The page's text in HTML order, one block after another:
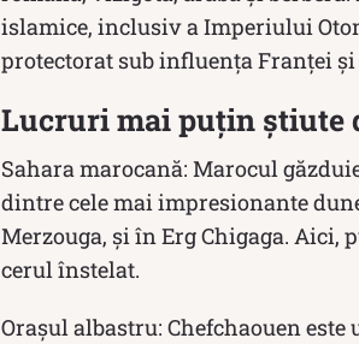
islamice, inclusiv a Imperiului
protectorat sub influența Franței
Lucruri mai puțin știute
Sahara marocană: Marocul
dintre cele mai impresionante
Merzouga, și în Erg Chigaga.
cerul înstelat.
Orașul albastru: Chefchaouen